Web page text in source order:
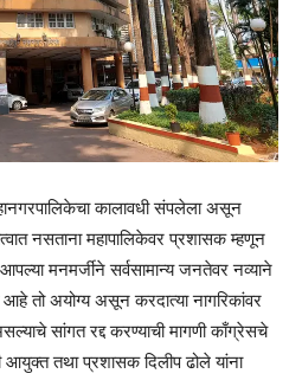
कालावधी संपलेला असून
नसताना महापालिकेवर प्रशासक म्हणून
मनमर्जीने सर्वसामान्य जनतेवर नव्याने
आहे तो अयोग्य असून करदात्या नागरिकांवर
सांगत रद्द करण्याची मागणी काँग्रेसचे
आयुक्त तथा प्रशासक दिलीप ढोले यांना